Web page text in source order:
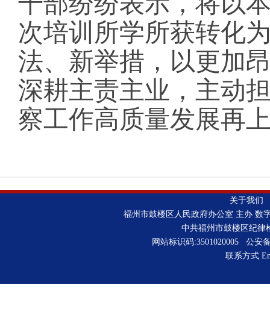
次培训所学所获转化
法、新举措，以更加
深耕主责主业，主动
察工作高质量发展再
关于我们
福州市鼓楼区人民政府办公室 主办 数
中共福州市鼓楼区纪
网站标识码:3501020005 公安
联系方式